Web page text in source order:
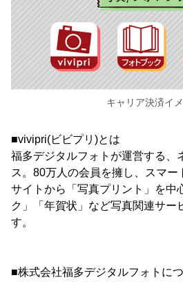
キャリア決済イ
■vivipri(ビビプリ)とは
福多デジタルフォトが運営する、
ス。80万人の会員を擁し、スマー
サイトから「写真プリント」を中
ク」「年賀状」など写真関連サー
す。
■株式会社福多デジタルフォトに